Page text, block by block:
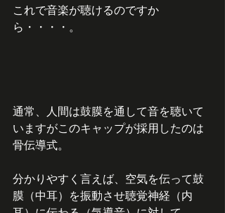
これで音楽が聴けるのですか
ら・・・・。
通常、人間は鼓膜を通して音を聴いて
いますがこのキャップが採用したのは
骨伝導式。
分かりやすく言えば、空気を伝って鼓
膜（中耳）を振動させ聴覚神経（内